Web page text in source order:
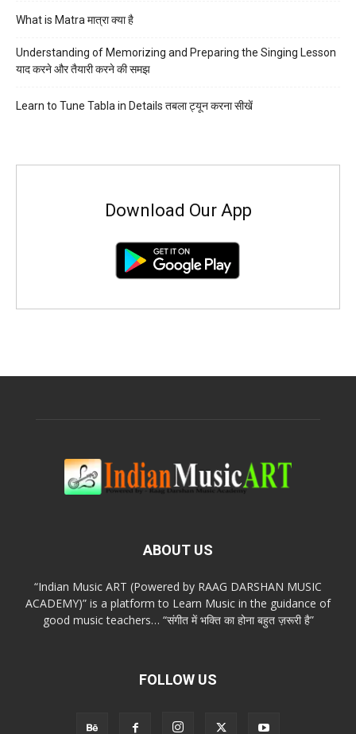
What is Matra मात्रा क्या है
Understanding of Memorizing and Preparing the Singing Lesson
याद करने और तैयारी करने की समझ
Learn to Tune Tabla in Details तबला ट्यून करना सीखें
Download Our App
ABOUT US
“Indian Music ART (Powered by RAAG DARSHAN MUSIC
ACADEMY)” is a platform to Learn Music in the guidance of
good music teachers… “संगीत में भक्ति का होना बहुत ज़रूरी है”
FOLLOW US